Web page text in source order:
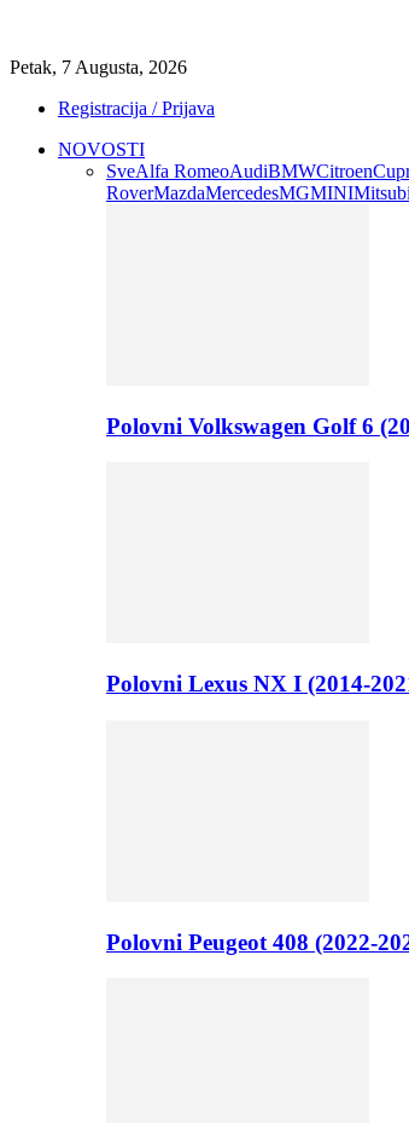
Petak, 7 Augusta, 2026
Registracija / Prijava
NOVOSTI
SveAlfa RomeoAudiBMWCitroen
RoverMazdaMercedesMGMINI
Polovni Volkswagen Golf 6
Polovni Lexus NX I (2014-
Polovni Peugeot 408 (2022-